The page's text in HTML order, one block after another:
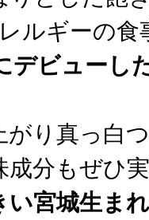
ルギーの
デビューし
り真っ白
成分もぜひ
い宮城生ま